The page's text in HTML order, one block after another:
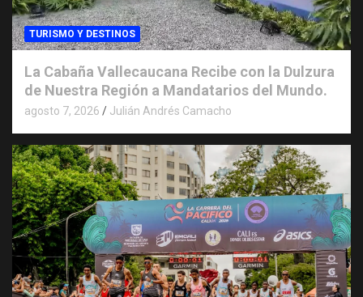
TURISMO Y DESTINOS
La Cabaña Vallecaucana Recibe con la Dulzura
de Nuestra Región a Mandatarios del Mundo.
agosto 7, 2026 Julián Andrés Camacho